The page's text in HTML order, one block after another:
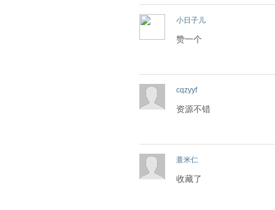
小日子儿
赞一个
cqzyyf
资源不错
薏米仁
收藏了